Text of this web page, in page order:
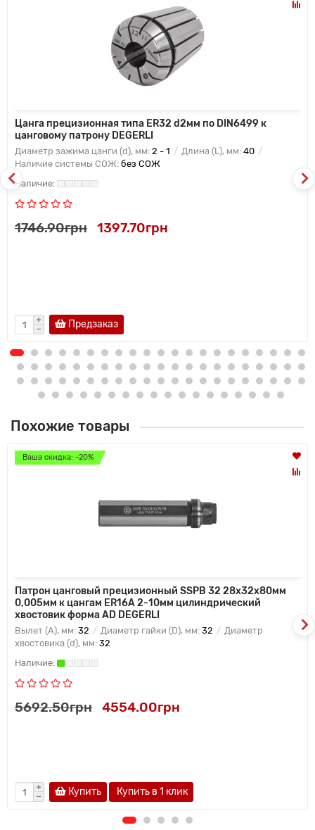
Цанга прецизионная типа ER32 d2мм по DIN6499 к
цанговому патрону DEGERLI
Диаметр зажима цанги (d), мм: 2 - 1 Длина (L), мм: 40
Наличие системы СОЖ: без СОЖ
1746.90грн 1397.70грн
Предзаказ
Похожие товары
Ваша скидка: -20%
Патрон цанговый прецизионный SSPB 32 28x32x80мм
0,005мм к цангам ER16A 2-10мм цилиндрический
хвостовик форма AD DEGERLI
Вылет (A), мм: 32 Диаметр гайки (D), мм: 32
Диаметр
хвостовика (d), мм: 32
5692.50грн 4554.00грн
Купить Купить в 1 клик